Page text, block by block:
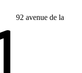
92 avenue de la